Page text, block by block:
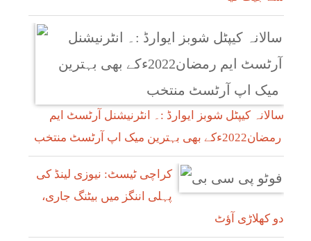
سالانہ کیپٹل شوبز ایوارڈ :۔ انٹرنیشنل آرٹسٹ ایم
کراچی ٹیسٹ: نیوزی لینڈ کی
پہلی اننگز میں بیٹنگ جاری،
دو کھلاڑی آؤٹ